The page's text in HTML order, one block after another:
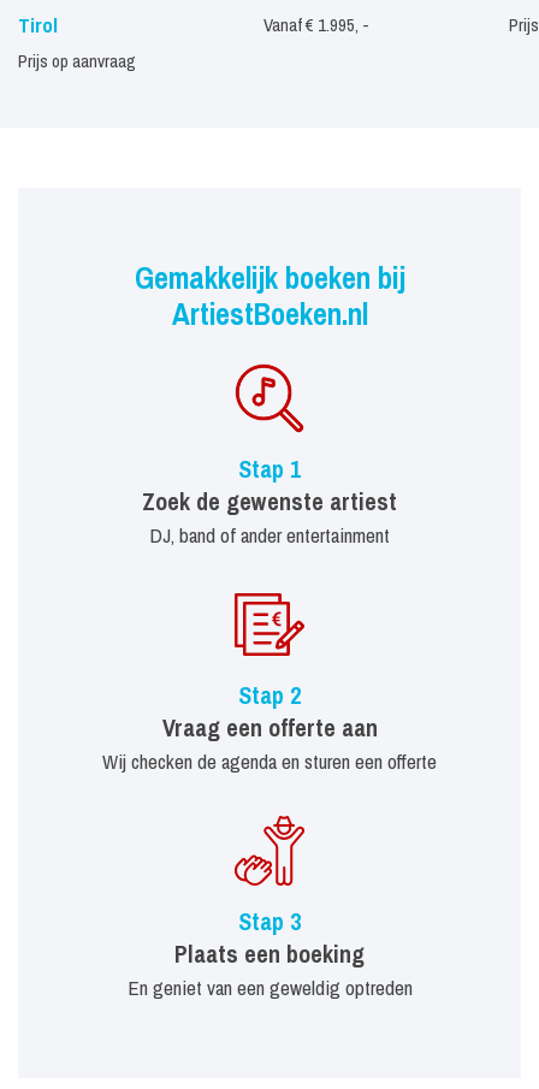
Tirol
Prijs op aanvraag
Vanaf € 1.995, -
Gemakkelijk boeken bij
ArtiestBoeken.nl
Stap 1
Zoek de gewenste artiest
DJ, band of ander entertainment
Stap 2
Vraag een offerte aan
Wij checken de agenda en sturen een offerte
Stap 3
Plaats een boeking
En geniet van een geweldig optreden